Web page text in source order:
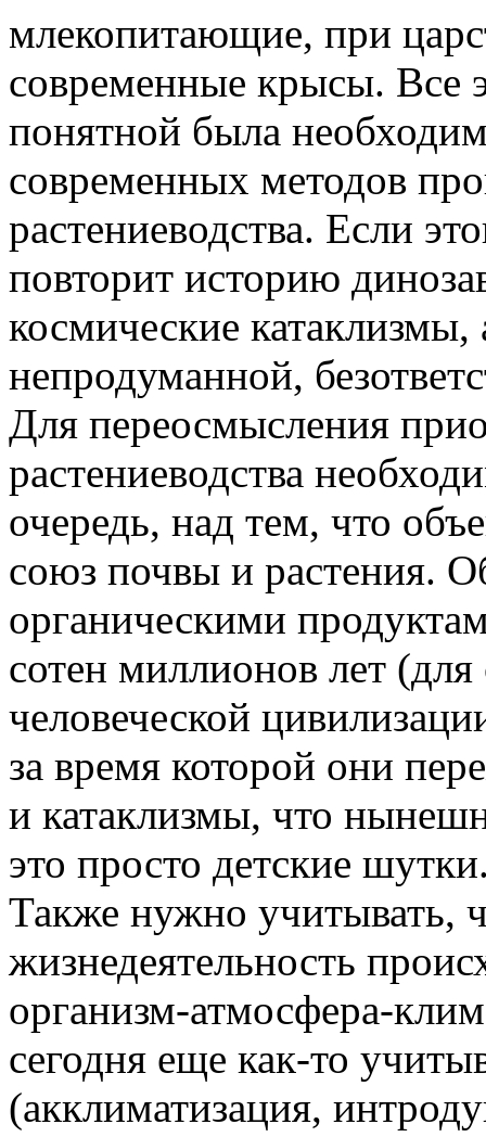
млекопитающие, при
современные крысы. Все
понятной была
современных методов
растениеводства. Если
повторит историю
космические катаклизмы,
непродуманной,
Для переосмысления
растениеводства
очередь, над тем, что
союз почвы и растения.
органическими
сотен миллионов лет
человеческой
за время которой они
и катаклизмы, что
это просто детские
Также нужно учитывать,
жизнедеятельность
организм-атмосфера-
сегодня еще как-то
(акклиматизация,